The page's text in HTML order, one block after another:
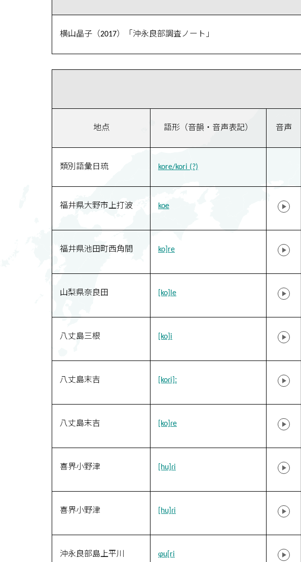
横山晶子（2017）「沖永良部調査ノート」
地点 語形（音韻・音声表記） 音声
類別語彙日琉 kore/kori (?)
福井県大野市上打波 koe
福井県池田町西角間 ko]re
山梨県奈良田 [ko]le
八丈島三根 [ko]i
八丈島末吉 [koɾi]ː
八丈島末吉 [ko]ɾe
喜界小野津 [hu]ɾi
喜界小野津 [hu]ɾi
沖永良部島上平川 ɸu[ri